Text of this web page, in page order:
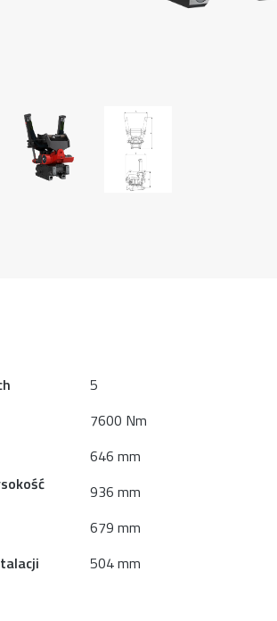
5
7600 Nm
646 mm
936 mm
679 mm
504 mm